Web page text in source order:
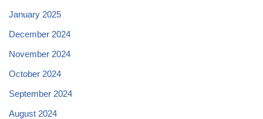
January 2025
December 2024
November 2024
October 2024
September 2024
August 2024